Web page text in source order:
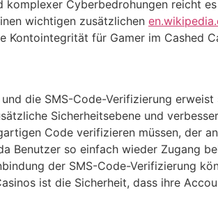
Cyberbedrohungen reicht
wichtigen zusätzlichen
für Gamer im Cashed
die SMS-Code-Verifizierung
Sicherheitsebene und
Code verifizieren müssen, der
Benutzer so einfach wieder Zugang
der SMS-Code-Verifizierung
ist die Sicherheit, dass ihre